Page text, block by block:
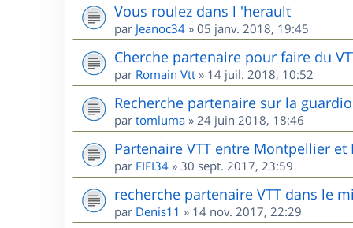
Vous roulez dans l 'herault
par Jeanoc34 » 05 janv. 2018, 19:45
Cherche partenaire pour faire du
par Romain Vtt » 14 juil. 2018, 10:52
Recherche partenaire sur la
par tomluma » 24 juin 2018, 18:46
Partenaire VTT entre Montpellier et
par FIFI34 » 30 sept. 2017, 23:59
recherche partenaire VTT dans le
par Denis11 » 14 nov. 2017, 22:29